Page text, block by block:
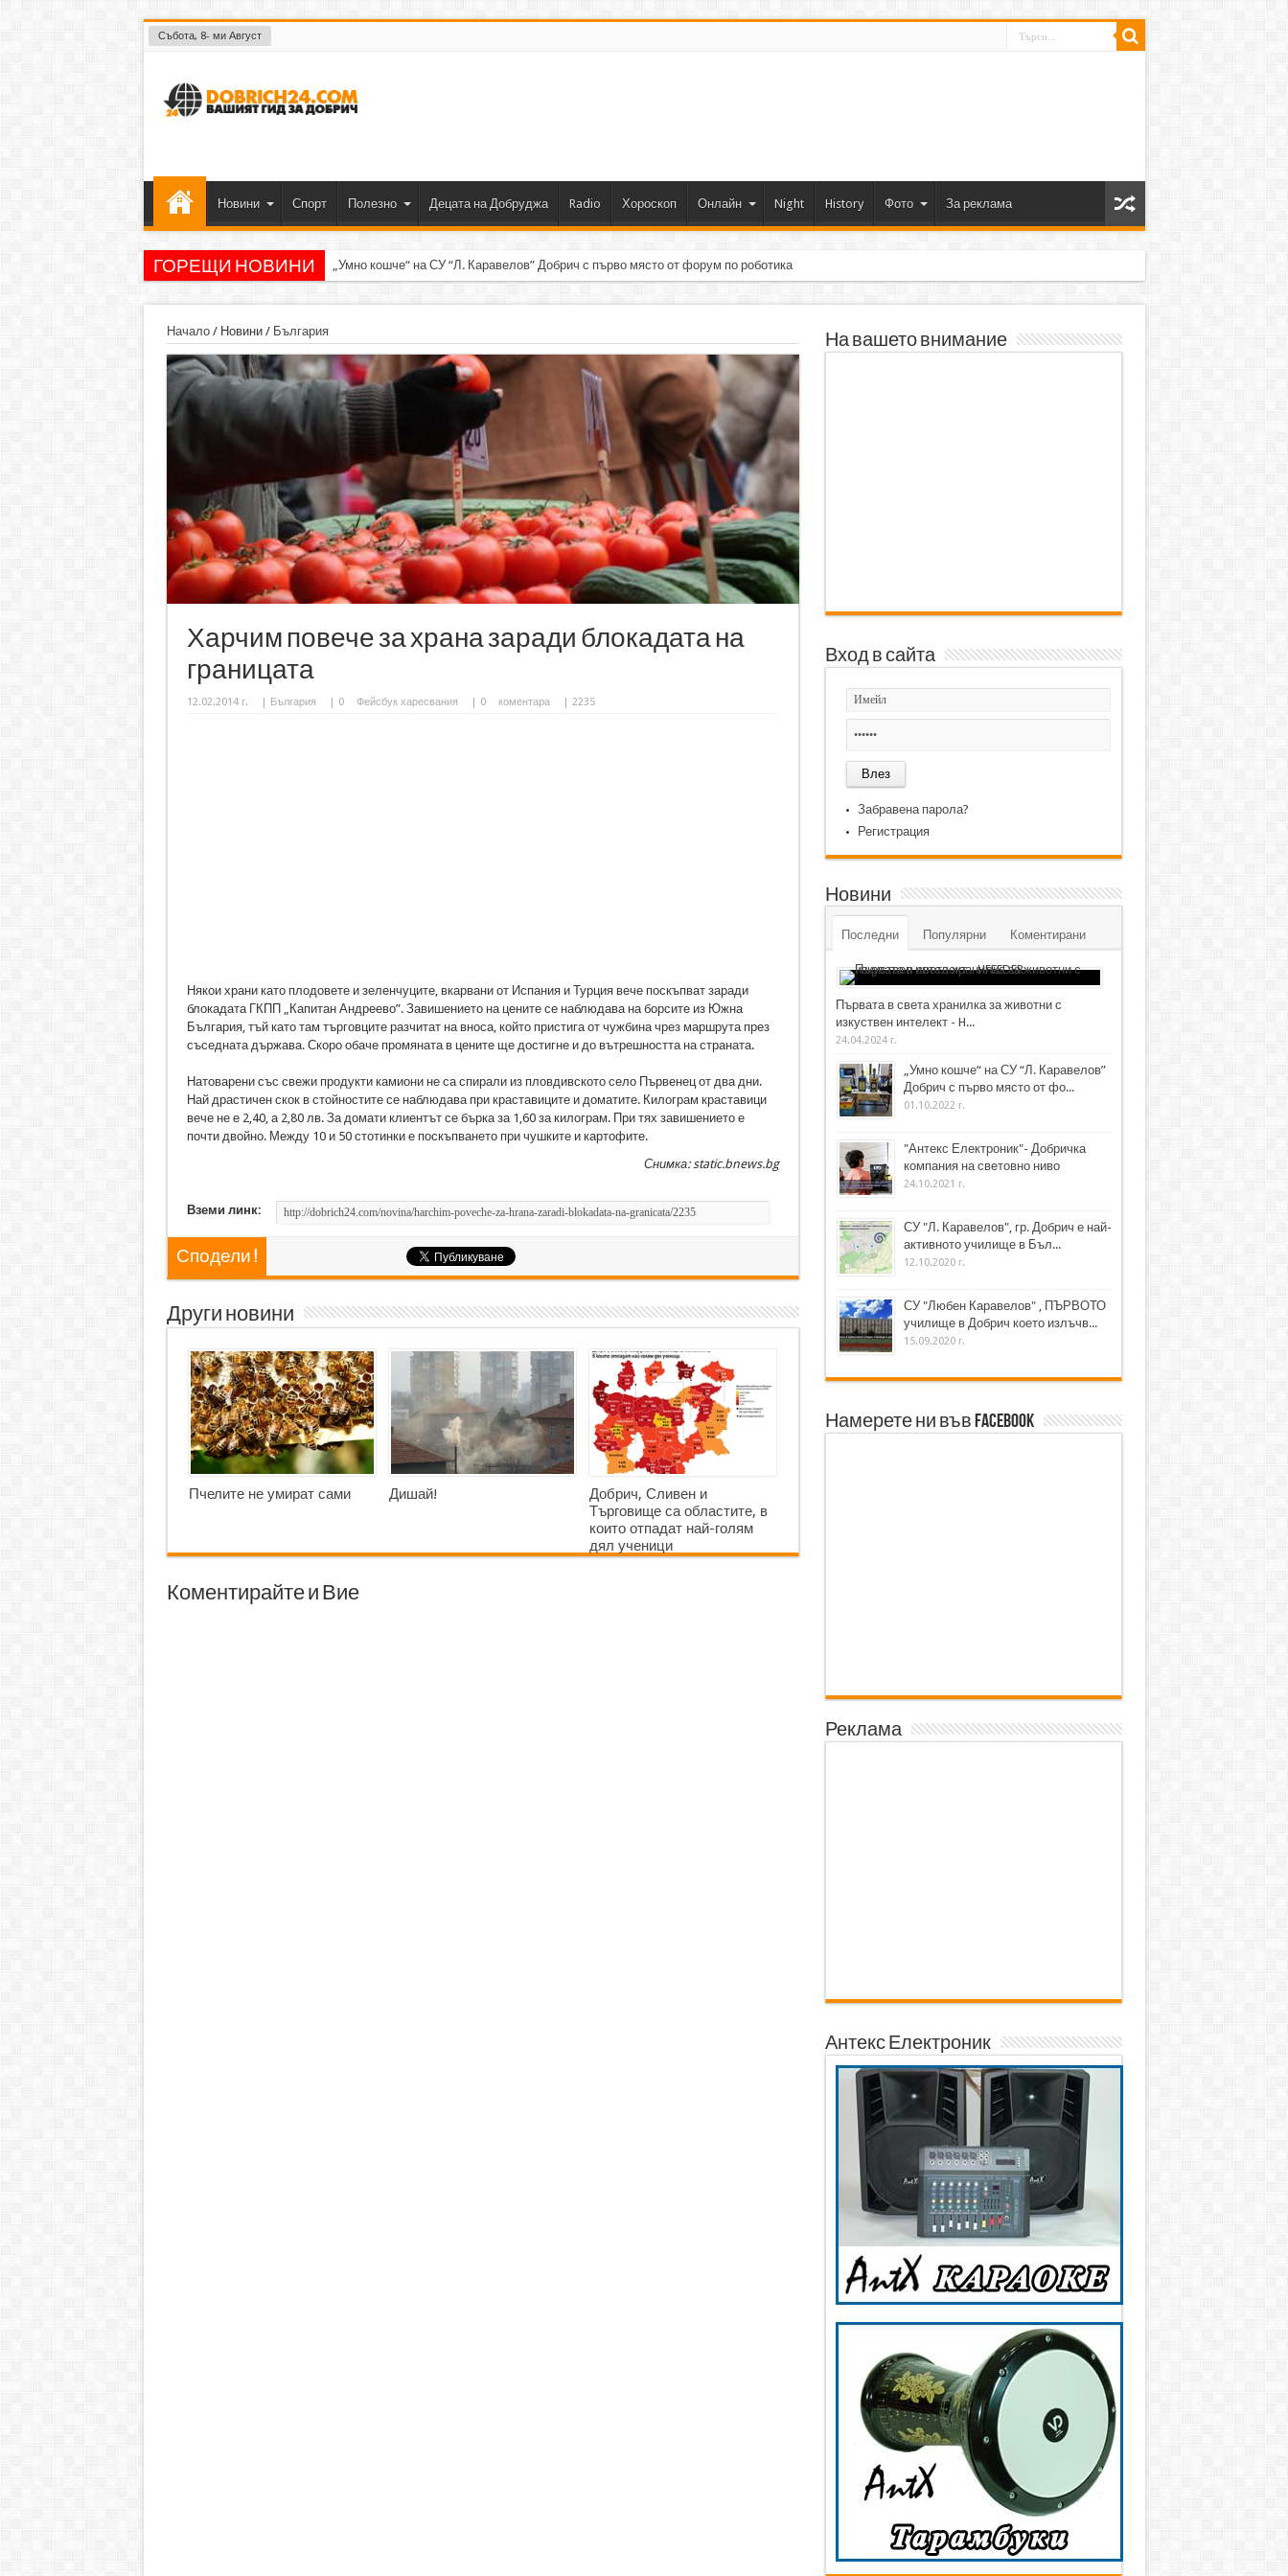
Събота, 8- ми Август
Новини Спорт Полезно Децата на Добруджа Radio Хороскоп Онлайн Night History Фото За реклама
ГОРЕЩИ НОВИНИ „Умно кошче“ на СУ “Л. Каравелов” Добрич с първо място от форум по роботика
Начало/ Новини/ България
Харчим повече за храна заради блокадата на
границата
12.02.2014 г. | България | 0 Фейсбук харесвания | 0 коментара | 2235
Някои храни като плодовете и зеленчуците, вкарвани от Испания и Турция вече поскъпват заради
блокадата ГКПП „Капитан Андреево”. Завишението на цените се наблюдава на борсите из Южна
България, тъй като там търговците разчитат на вноса, който пристига от чужбина чрез маршрута през
съседната държава. Скоро обаче промяната в цените ще достигне и до вътрешността на страната.
Натоварени със свежи продукти камиони не са спирали из пловдивското село Първенец от два дни.
Най драстичен скок в стойностите се наблюдава при краставиците и доматите. Килограм краставици
вече не е 2,40, а 2,80 лв. За домати клиентът се бърка за 1,60 за килограм. При тях завишението е
почти двойно. Между 10 и 50 стотинки е поскъпването при чушките и картофите.
Снимка: static.bnews.bg
Вземи линк:
Сподели !
Други новини
Пчелите не умират сами Дишай!
Добрич, Сливен и
Търговище са областите, в
които отпадат най-голям
дял ученици
Коментирайте и Вие
На вашето внимание
Вход в сайта
Забравена парола?
Регистрация
Новини
Последни Популярни Коментирани
Първата в света хранилка за животни с
изкуствен интелект - H...
24.04.2024 г.
„Умно кошче“ на СУ “Л. Каравелов”
Добрич с първо място от фо...
01.10.2022 г.
"Антекс Електроник"- Добричка
компания на световно ниво
24.10.2021 г.
СУ "Л. Каравелов", гр. Добрич е най-
активното училище в Бъл...
12.10.2020 г.
СУ "Любен Каравелов" , ПЪРВОТО
училище в Добрич което излъчв...
15.09.2020 г.
Намерете ни във Facebook
Реклама
Антекс Електроник